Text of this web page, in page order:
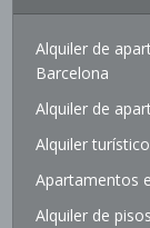
Alquiler de
Barcelona
Alquiler de
Alquiler
Apartamentos
Alquiler de